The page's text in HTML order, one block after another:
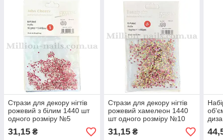
Стрази для декору нігтів
рожевий з білим 1440 шт
одного розміру №5
31,15 ₴
Стрази для декору нігтів
рожевий хамелеон 1440
шт одного розміру №10
31,15₴